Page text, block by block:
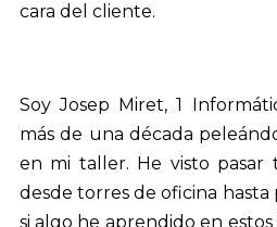
cara del cliente.
Soy Josep Miret, 1
más de una década
en mi taller. He visto pasar
desde torres de oficina
si algo he aprendido en estos